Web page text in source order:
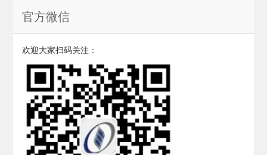
官方微信
欢迎大家扫码关注：